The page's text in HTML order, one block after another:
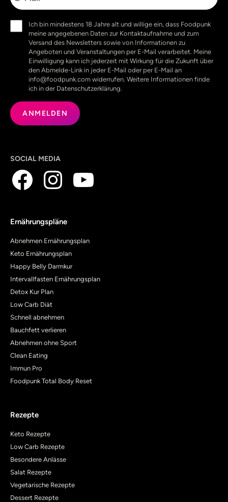
(erforderlich)
Ich bin mindestens 18 Jahre alt und willige ein, dass Foodpunk
meine angegebenen Daten zur Kontaktaufnahme und zum
Versand des Newsletters sowie von Informationen zu
Angeboten und Veranstaltungen per E-Mail verarbeitet. Meine
Einwilligung kann ich jederzeit mit Wirkung für die Zukunft über
den Abmelde-Link in jeder E-Mail oder per E-Mail an
info@foodpunk.com widerrufen. Weitere Informationen finde
ich in der Datenschutzerklärung.
SOCIAL MEDIA
Ernährungspläne
Abnehmen Ernährungsplan
Keto Ernährungsplan
Happy Belly Darmkur
Intervallfasten Ernährungsplan
Detox Kur Plan
Low Carb Diät
Schnell abnehmen
Bauchfett verlieren
Abnehmen ohne Sport
Clean Eating
Immun Pro
Foodpunk Total Body Reset
Rezepte
Keto Rezepte
Low Carb Rezepte
Besondere Anlässe
Salat Rezepte
Vegetarische Rezepte
Dessert Rezepte